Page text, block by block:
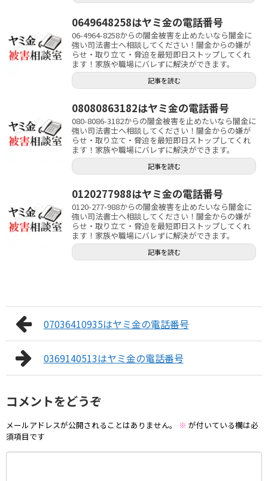
0649648258はヤミ金の電話番号
06-4964-8258からの闇金被害を止めたいなら闇金に
強い司法書士へ相談してください！闇金からの嫌が
らせ・取り立て・脅迫を最短即日ストップしてくれ
ます！家族や職場にバレずに解決ができます。
記事を読む
08080863182はヤミ金の電話番号
080-8086-3182からの闇金被害を止めたいなら闇金に
強い司法書士へ相談してください！闇金からの嫌が
らせ・取り立て・脅迫を最短即日ストップしてくれ
ます！家族や職場にバレずに解決ができます。
記事を読む
0120277988はヤミ金の電話番号
0120-277-988からの闇金被害を止めたいなら闇金に
強い司法書士へ相談してください！闇金からの嫌が
らせ・取り立て・脅迫を最短即日ストップしてくれ
ます！家族や職場にバレずに解決ができます。
記事を読む
07036410935はヤミ金の電話番号
0369140513はヤミ金の電話番号
コメントをどうぞ
メールアドレスが公開されることはありません。 ※ が付いている欄は必
須項目です